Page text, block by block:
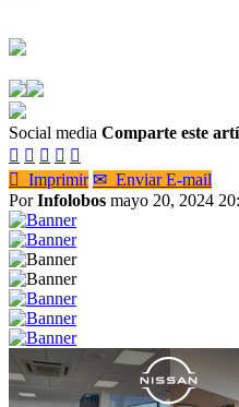
Social media Comparte este
    
 Imprimir ✉ Enviar E-mail
PorInfolobos mayo 20, 2024